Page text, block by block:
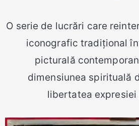
O serie de lucrări care
iconografic tradițional
picturală
dimensiunea spirituală
libertatea